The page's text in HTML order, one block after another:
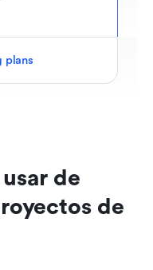
plans
de
de